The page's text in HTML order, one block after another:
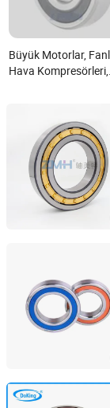
Büyük Motorlar,
Hava Kompresörleri,
Zz Derin Yuva Küre
Rulmanı 6032 6034
6038 6040 2RS nedir?
Shanghai,
Huzhou
Zhejiang,